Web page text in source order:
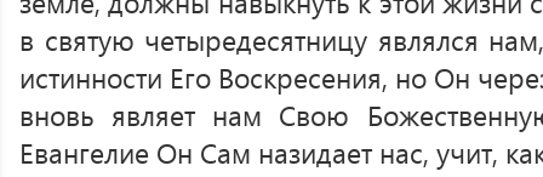
в святую четыредесятницу являлся
истинности Его Воскресения, но Он
вновь являет нам Свою
Евангелие Он Сам назидает нас, учит,